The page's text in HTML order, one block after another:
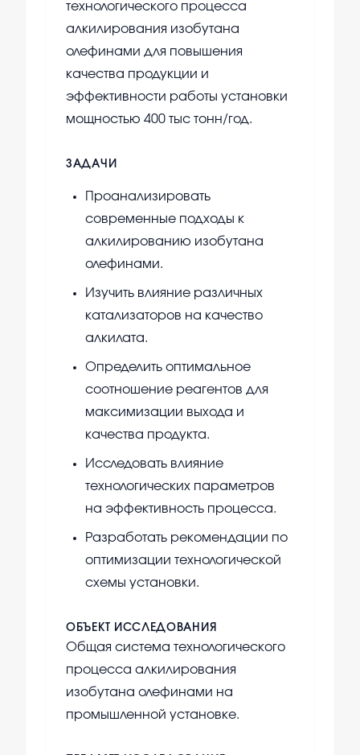
технологического процесса
алкилирования изобутана
олефинами для повышения
качества продукции и
эффективности работы установки
мощностью 400 тыс тонн/год.
ЗАДАЧИ
Проанализировать
современные подходы к
алкилированию изобутана
олефинами.
Изучить влияние различных
катализаторов на качество
алкилата.
Определить оптимальное
соотношение реагентов для
максимизации выхода и
качества продукта.
Исследовать влияние
технологических параметров
на эффективность процесса.
Разработать рекомендации по
оптимизации технологической
схемы установки.
ОБЪЕКТ ИССЛЕДОВАНИЯ
Общая система технологического
процесса алкилирования
изобутана олефинами на
промышленной установке.